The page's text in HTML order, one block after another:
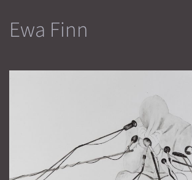
Inhalt
springen
Ewa Finn